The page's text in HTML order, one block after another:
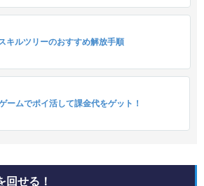
スキルツリーのおすすめ解放手順
ームでポイ活して課金代をゲット！
回せる！